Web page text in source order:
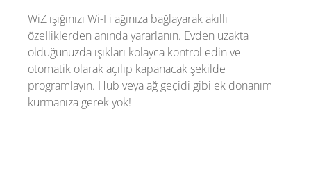
WiZ ışığınızı Wi-Fi ağınıza bağlayarak akıllı
özelliklerden anında yararlanın. Evden uzakta
olduğunuzda ışıkları kolayca kontrol edin ve
otomatik olarak açılıp kapanacak şekilde
programlayın. Hub veya ağ geçidi gibi ek donanım
kurmanıza gerek yok!